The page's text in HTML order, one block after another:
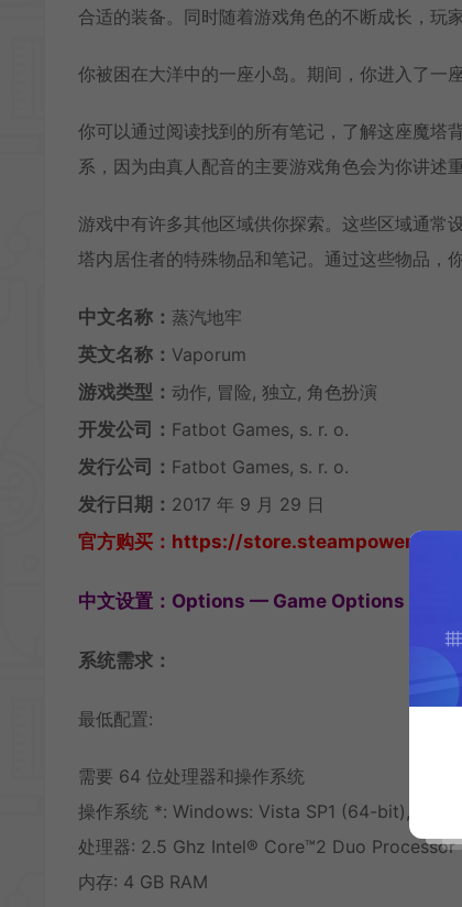
合适的装备。同时随着游戏角色的不断成长，玩
你被困在大洋中的一座小岛。期间，你进入了
你可以通过阅读找到的所有笔记，了解这座魔塔
系，因为由真人配音的主要游戏角色会为你讲述
游戏中有许多其他区域供你探索。这些区域通常
塔内居住者的特殊物品和笔记。通过这些物品，
中文名称： 蒸汽地牢
英文名称： Vaporum
游戏类型： 动作, 冒险, 独立, 角色扮演
开发公司： Fatbot Games, s. r. o.
发行公司： Fatbot Games, s. r. o.
发行日期： 2017 年 9 月 29 日
官方购买：https://
中文设置：Options — Game Options —
系统需求：
最低配置:
需要 64 位处理器和操作系统
操作系统 *: Windows: Vista SP1 (64-bit), 7
处理器: 2.5 Ghz Intel® Core™2 Duo
内存: 4 GB RAM